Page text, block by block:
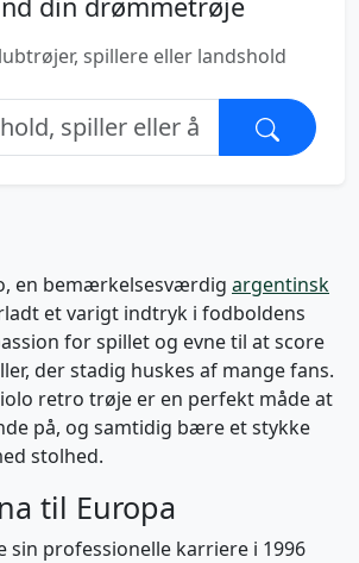
spillere eller landshold
en bemærkelsesværdig argentinsk
et varigt indtryk i fodboldens
for spillet og evne til at score
der stadig huskes af mange fans.
retro trøje er en perfekt måde at
på, og samtidig bære et stykke
stolhed.
til Europa
sin professionelle karriere i 1996